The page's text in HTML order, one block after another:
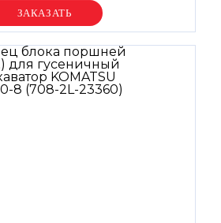
Уточняйте цену